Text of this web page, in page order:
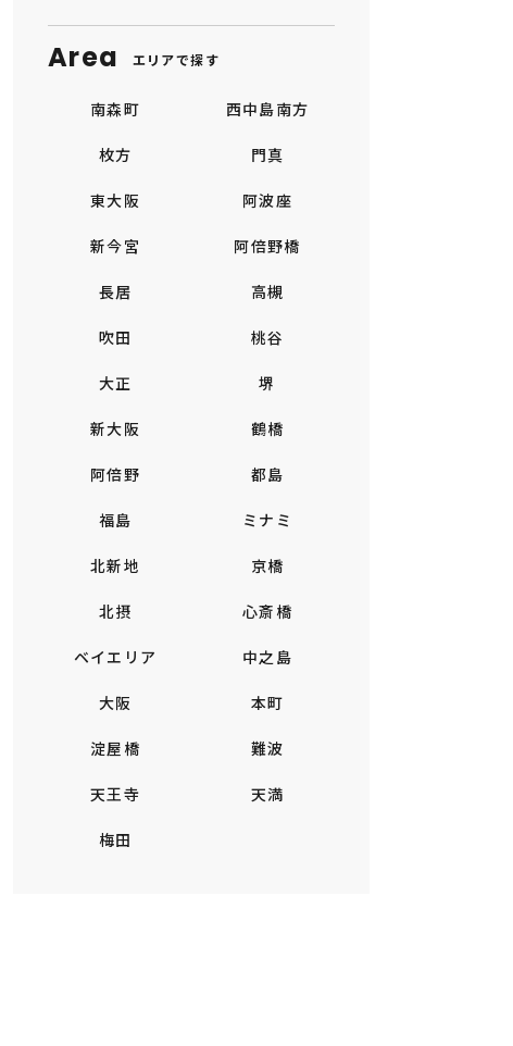
Area エリアで探す
南森町 西中島南方
枚方 門真
東大阪 阿波座
新今宮 阿倍野橋
長居 高槻
吹田 桃谷
大正 堺
新大阪 鶴橋
阿倍野 都島
福島 ミナミ
北新地 京橋
北摂 心斎橋
ベイエリア 中之島
大阪 本町
淀屋橋 難波
天王寺 天満
梅田